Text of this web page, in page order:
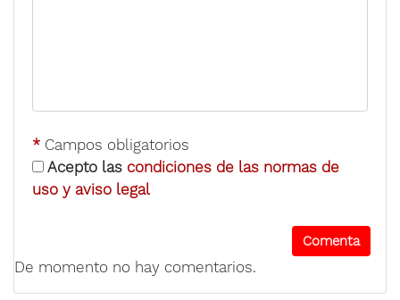
* Campos obligatorios
Acepto las condiciones de las normas de
uso y aviso legal
De momento no hay comentarios.